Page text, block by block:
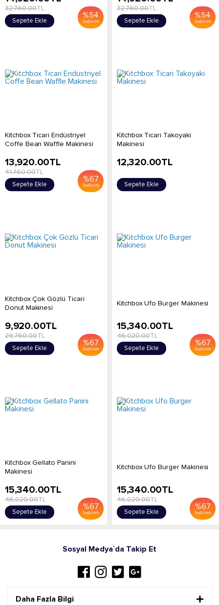
%54
İndirim
32,760.00TL
Sepete Ekle
%54
İndirim
32,760.00TL
Sepete Ekle
Kitchbox Ticari Endüstriyel
Coffe Bean Waffle Makinesi
%67
İndirim
13,920.00TL
41,760.00TL
Sepete Ekle
Kitchbox Ticari Takoyaki
Makinesi
12,320.00TL
Sepete Ekle
Kitchbox Çok Gözlü Ticari
Donut Makinesi
%67
İndirim
9,920.00TL
29,760.00TL
Sepete Ekle
Kitchbox Ufo Burger Makinesi
%67
İndirim
15,340.00TL
46,020.00TL
Sepete Ekle
Kitchbox Gellato Panini
Makinesi
%67
İndirim
15,340.00TL
46,020.00TL
Sepete Ekle
Kitchbox Ufo Burger Makinesi
%67
İndirim
15,340.00TL
46,020.00TL
Sepete Ekle
Sosyal Medya`da Takip Et
Daha Fazla Bilgi